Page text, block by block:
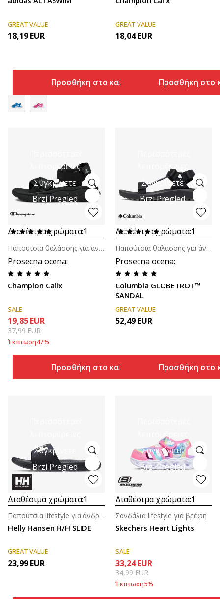
GREAT VALUE
18,19 EUR
Προσθήκη στο καλάθι
GREAT VALUE
18,04 EUR
Προσθήκη στο
λεπτομέρειες
Συγκρίνετε
Brzi Pregled
Διαθέσιμα χρώματα:1
Prosecna ocena:
Champion Calix
Παπούτσια θαλάσσης για άνδρες
SALE
19,85 EUR
37,99EUR
Έκπτωση47%
Προσθήκη στο καλάθι
λεπτομέρειες
Συγκρίνετε
Brzi Pregled
Διαθέσιμα χρώματα:1
Prosecna ocena:
Columbia GLOBETROT™
SANDAL
Παπούτσια θαλάσσης για άνδρες
GREAT VALUE
52,49 EUR
Προσθήκη στο
Συγκρίνετε
Brzi Pregled
Διαθέσιμα χρώματα:1
Helly Hansen H/H SLIDE
Παπούτσια lifestyle για άνδρες
GREAT VALUE
23,99 EUR
λεπτομέρειες
Συγκρίνετε
Brzi Pregled
Διαθέσιμα χρώματα:1
Skechers Heart Lights
Σανδάλια lifestyle για βρέφη
SALE
33,24 EUR
34,99EUR
Έκπτωση5%